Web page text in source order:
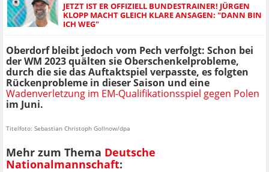
JETZT IST ER OFFIZIELL BUNDESTRAINER! JÜRGEN
KLOPP MACHT GLEICH KLARE ANSAGEN: "DANN BIN
ICH WEG"
Oberdorf bleibt jedoch vom Pech verfolgt: Schon bei
der WM 2023 quälten sie Oberschenkelprobleme,
durch die sie das Auftaktspiel verpasste, es folgten
Rückenprobleme in dieser Saison und eine
Wadenverletzung im EM-Qualifikationsspiel gegen Polen
im Juni.
Titelfoto: Sebastian Christoph Gollnow/dpa
Mehr zum Thema Deutsche
Nationalmannschaft: